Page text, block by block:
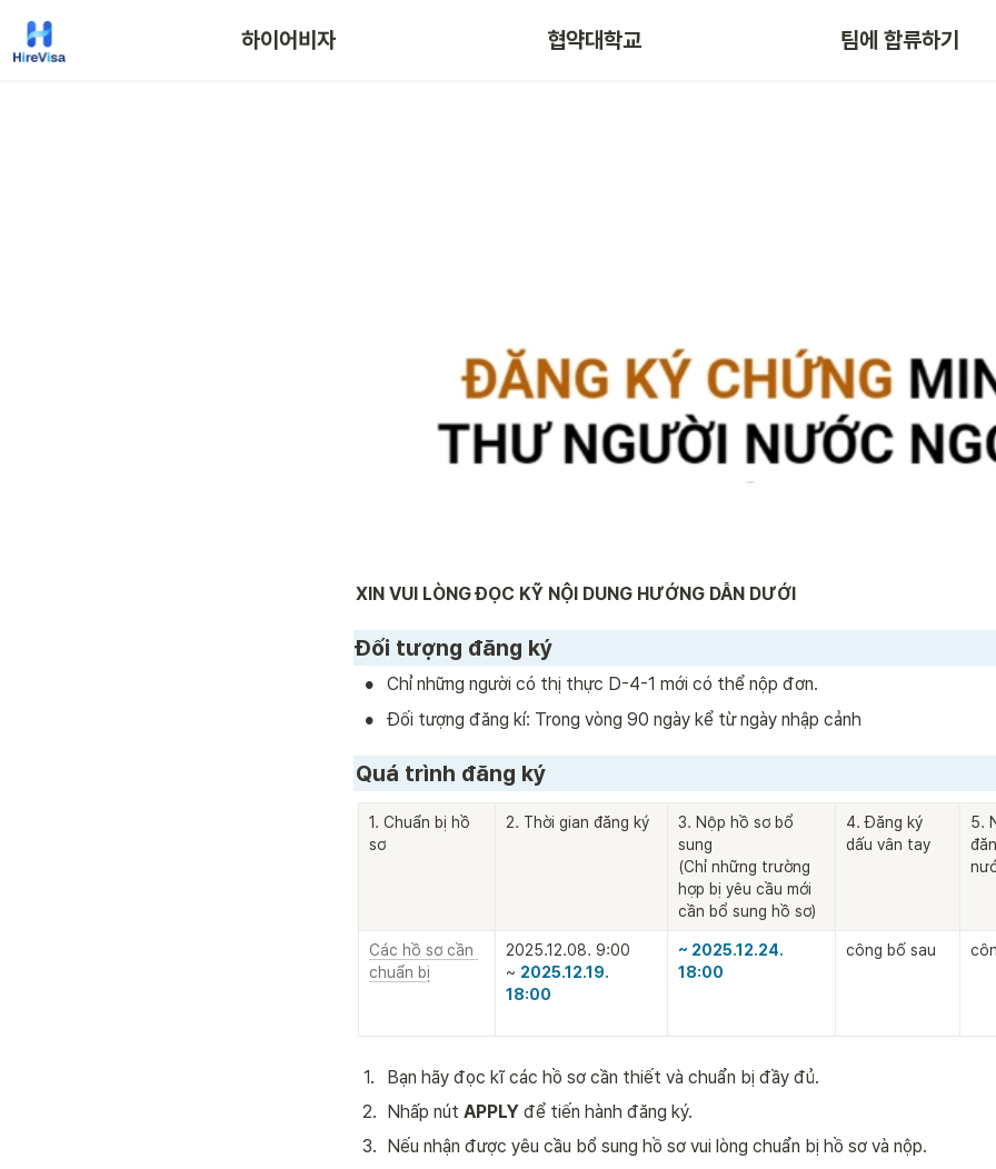
하이어비자 협약대학교 팀에 합류하기
XIN VUI LÒNG ĐỌC KỸ NỘI DUNG HƯỚNG DẪN DƯỚI
Đối tượng đăng ký
• Chỉ những người có thị thực D-4-1 mới có thể nộp đơn.
• Đối tượng đăng kí: Trong vòng 90 ngày kể từ ngày nhập cảnh
Quá trình đăng ký
1. Chuẩn bị hồ
sơ
2. Thời gian đăng ký
3. Nộp hồ sơ bổ
sung
(Chỉ những trường
hợp bị yêu cầu mới
cần bổ sung hồ sơ)
4. Đăng ký
dấu vân tay
5.
Các hồ sơ cần
chuẩn bị
2025.12.08. 9:00
~ 2025.12.19.
18:00
~ 2025.12.24.
18:00
công bố sau
1.
Bạn hãy đọc kĩ các hồ sơ cần thiết và chuẩn bị đầy đủ.
2. Nhấp nút APPLY để tiến hành đăng ký.
3. Nếu nhận được yêu cầu bổ sung hồ sơ vui lòng chuẩn bị hồ sơ và nộp.